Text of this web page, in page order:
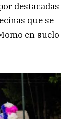
destacadas
que se
en suelo